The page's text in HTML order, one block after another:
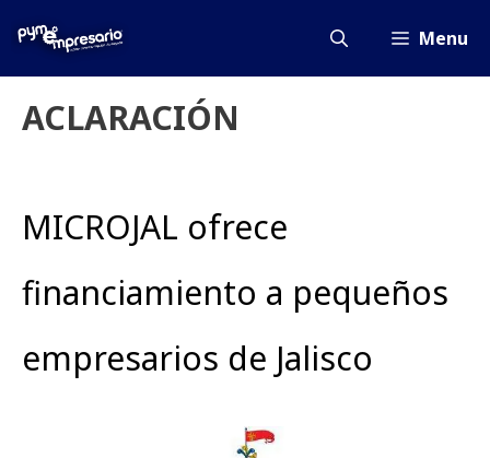
Menu
ACLARACIÓN
MICROJAL ofrece
financiamiento a pequeños
empresarios de Jalisco